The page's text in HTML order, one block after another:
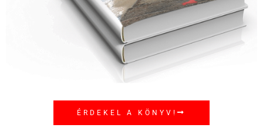
ÉRDEKEL A KÖNYV!